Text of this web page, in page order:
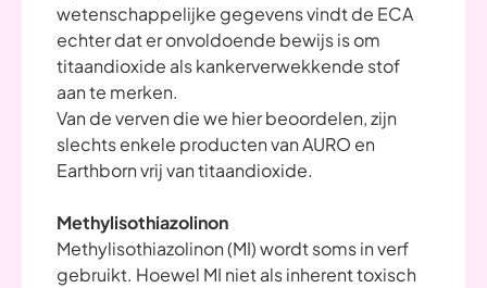
wetenschappelijke gegevens vindt de ECA
echter dat er onvoldoende bewijs is om
titaandioxide als kankerverwekkende stof
aan te merken.
Van de verven die we hier beoordelen, zijn
slechts enkele producten van AURO en
Earthborn vrij van titaandioxide.
Methylisothiazolinon
Methylisothiazolinon (MI) wordt soms in verf
gebruikt. Hoewel MI niet als inherent toxisch